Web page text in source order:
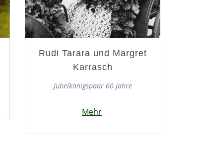
Rudi Tarara und Margret
Karrasch
Jubelkönigspaar 60 Jahre
Mehr